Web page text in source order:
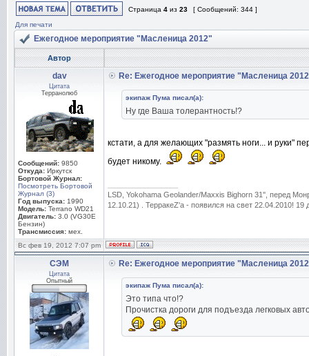
Страница 4 из 23
[ Сообщений: 344 ]
Для печати
Ежегодное мероприятие "Масленица 2012"
Автор
dav
Цитата
Терранолюб
Сообщений: 9850
Откуда: Иркутск
Бортовой Журнал:
Посмотреть Бортовой
Журнал (3)
Год выпуска: 1990
Модель: Terrano WD21
Двигатель: 3.0 (VG30E
Бензин)
Трансмиссия: мех.
Re: Ежегодное мероприятие "Масленица
экипаж Пума писал(а):
Ну где Ваша толерантность!?
кстати, а для желающих "размять ноги... и руки"
будет никому.
LSD, Yokohama Geolander/Maxxis Bighorn 31'', перед
12.10.21) . ТерракеZ'а - появился на свет 22.04.2010!
Вс фев 19, 2012 7:07 pm
СЭМ
Цитата
Опытный
Re: Ежегодное мероприятие "Масленица
экипаж Пума писал(а):
Это типа что!?
Прочистка дороги для подъезда легковых